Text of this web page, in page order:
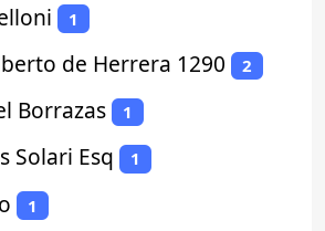
1
de Herrera 1290 2
Borrazas 1
Solari Esq 1
1